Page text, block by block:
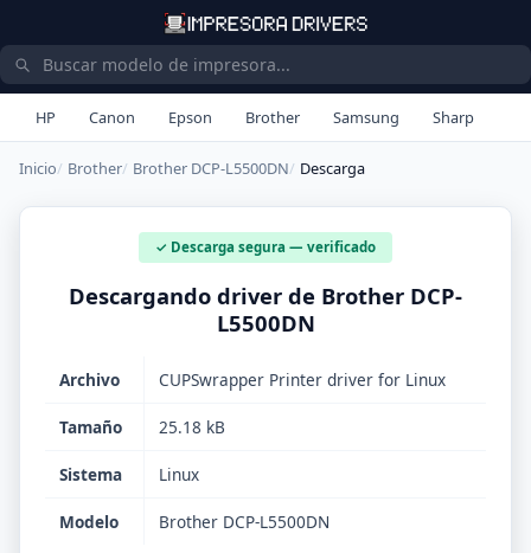
HP Canon Epson Brother Samsung Sharp
Inicio Brother Brother DCP-L5500DN Descarga
✓ Descarga segura — verificado
Descargando driver de Brother DCP-
L5500DN
Archivo CUPSwrapper Printer driver for Linux
Tamaño 25.18 kB
Sistema Linux
Modelo Brother DCP-L5500DN